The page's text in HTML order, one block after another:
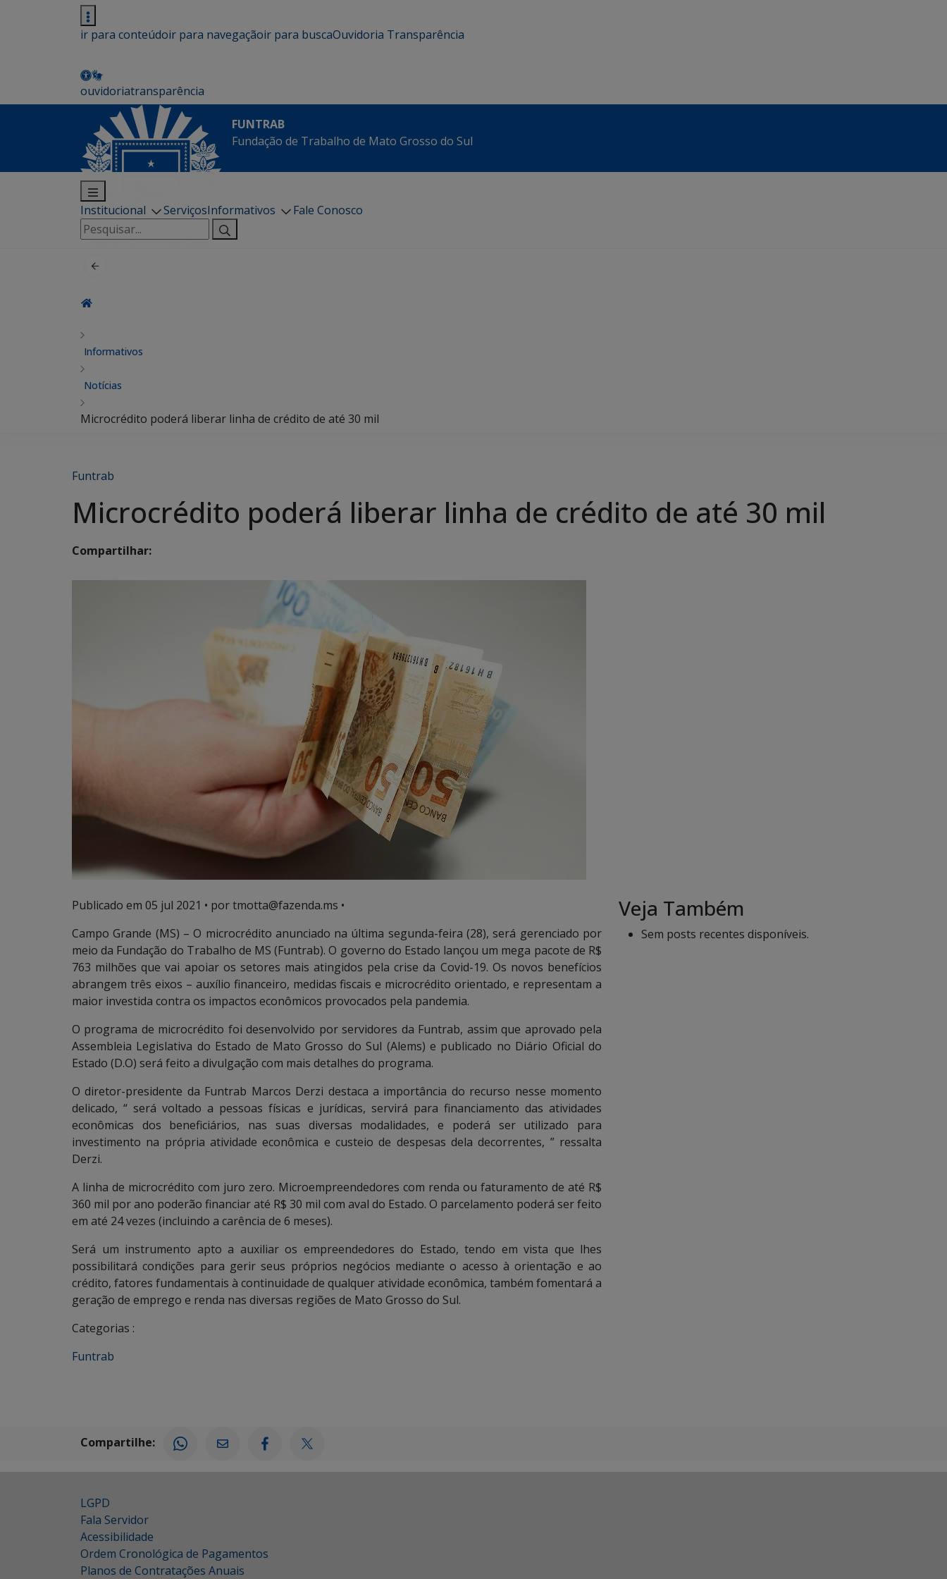
ir para conteúdoir para navegaçãoir para buscaOuvidoria Transparência
ouvidoriatransparência
FUNTRAB
Fundação de Trabalho de Mato Grosso do Sul
Institucional ServiçosInformativos
Fale Conosco
Pesquisar
por:
Informativos
Notícias
Microcrédito poderá liberar linha de crédito de até 30 mil
Funtrab
Microcrédito poderá liberar linha de crédito de até 30 mil
Compartilhar:
Publicado em 05 jul 2021 • por tmotta@fazenda.ms •
Campo Grande (MS) – O microcrédito anunciado na última segunda-feira (28), será gerenciado por
meio da Fundação do Trabalho de MS (Funtrab). O governo do Estado lançou um mega pacote de R$
763 milhões que vai apoiar os setores mais atingidos pela crise da Covid-19. Os novos benefícios
abrangem três eixos – auxílio financeiro, medidas fiscais e microcrédito orientado, e representam a
maior investida contra os impactos econômicos provocados pela pandemia.
O programa de microcrédito foi desenvolvido por servidores da Funtrab, assim que aprovado pela
Assembleia Legislativa do Estado de Mato Grosso do Sul (Alems) e publicado no Diário Oficial do
Estado (D.O) será feito a divulgação com mais detalhes do programa.
O diretor-presidente da Funtrab Marcos Derzi destaca a importância do recurso nesse momento
delicado, “ será voltado a pessoas físicas e jurídicas, servirá para financiamento das atividades
econômicas dos beneficiários, nas suas diversas modalidades, e poderá ser utilizado para
investimento na própria atividade econômica e custeio de despesas dela decorrentes, ” ressalta
Derzi.
A linha de microcrédito com juro zero. Microempreendedores com renda ou faturamento de até R$
360 mil por ano poderão financiar até R$ 30 mil com aval do Estado. O parcelamento poderá ser feito
em até 24 vezes (incluindo a carência de 6 meses).
Será um instrumento apto a auxiliar os empreendedores do Estado, tendo em vista que lhes
possibilitará condições para gerir seus próprios negócios mediante o acesso à orientação e ao
crédito, fatores fundamentais à continuidade de qualquer atividade econômica, também fomentará a
geração de emprego e renda nas diversas regiões de Mato Grosso do Sul.
Categorias :
Funtrab
Veja Também
Sem posts recentes disponíveis.
Compartilhe:
LGPD
Fala Servidor
Acessibilidade
Ordem Cronológica de Pagamentos
Planos de Contratações Anuais